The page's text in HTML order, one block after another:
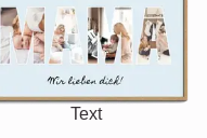
Text